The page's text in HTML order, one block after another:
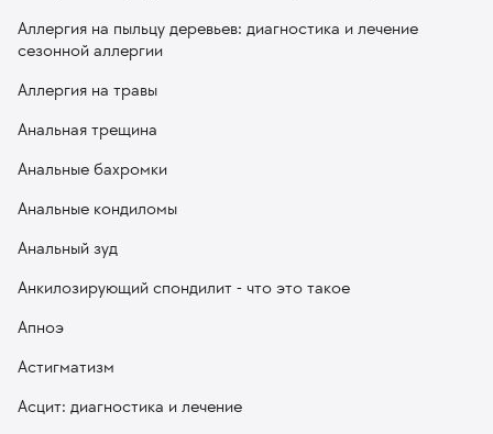
Аллергия на пыльцу деревьев: диагностика и лечение
сезонной аллергии
Аллергия на травы
Анальная трещина
Анальные бахромки
Анальные кондиломы
Анальный зуд
Анкилозирующий спондилит - что это такое
Апноэ
Астигматизм
Асцит: диагностика и лечение